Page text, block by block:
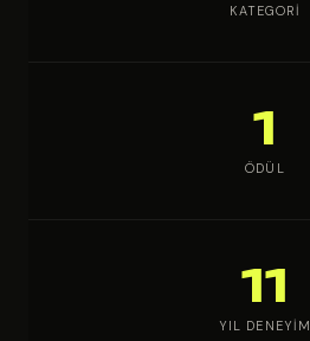
KATEGORI
1
ÖDÜL
11
YIL DENEYIM